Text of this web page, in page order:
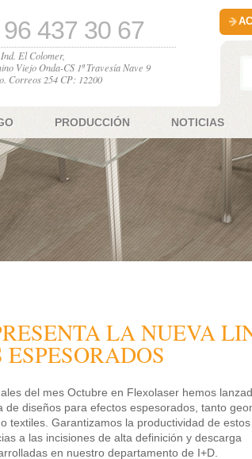
96 437 30 67
El Colomer,
Viejo Onda-CS 1ª Travesía Nave 9
Correos 254 CP: 12200
PRODUCCIÓN NOTICIAS
LA NUEVA
del mes Octubre en Flexolaser hemos
de diseños para efectos espesorados, tanto
textiles. Garantizamos la productividad de
a las incisiones de alta definición y descarga
en nuestro departamento de I+D.